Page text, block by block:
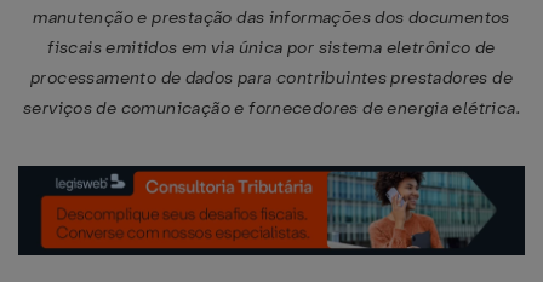
manutenção e prestação das informações dos documentos
fiscais emitidos em via única por sistema eletrônico de
processamento de dados para contribuintes prestadores de
serviços de comunicação e fornecedores de energia elétrica.